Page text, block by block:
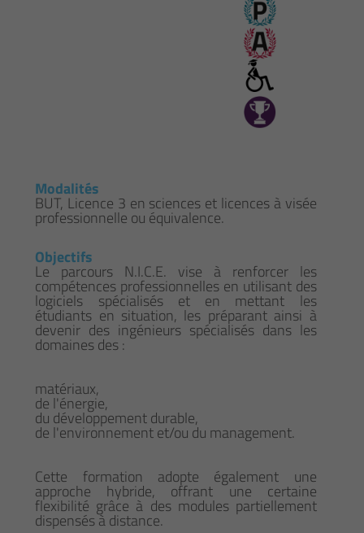
Modalités
BUT, Licence 3 en sciences et licences à visée
professionnelle ou équivalence.
Objectifs
Le parcours N.I.C.E. vise à renforcer les
compétences professionnelles en utilisant des
logiciels spécialisés et en mettant les
étudiants en situation, les préparant ainsi à
devenir des ingénieurs spécialisés dans les
domaines des :
matériaux,
de l'énergie,
du développement durable,
de l'environnement et/ou du management.
Cette formation adopte également une
approche hybride, offrant une certaine
flexibilité grâce à des modules partiellement
dispensés à distance.